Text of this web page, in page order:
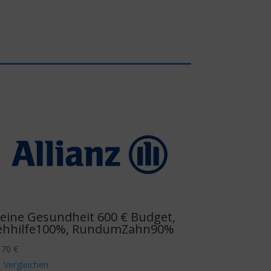
Gesundheit 600 € Budget,
RundumZahn90%
€
Vergleichen